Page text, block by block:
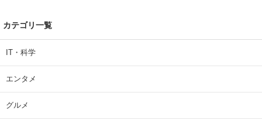
カテゴリ一覧
IT・科学
エンタメ
グルメ